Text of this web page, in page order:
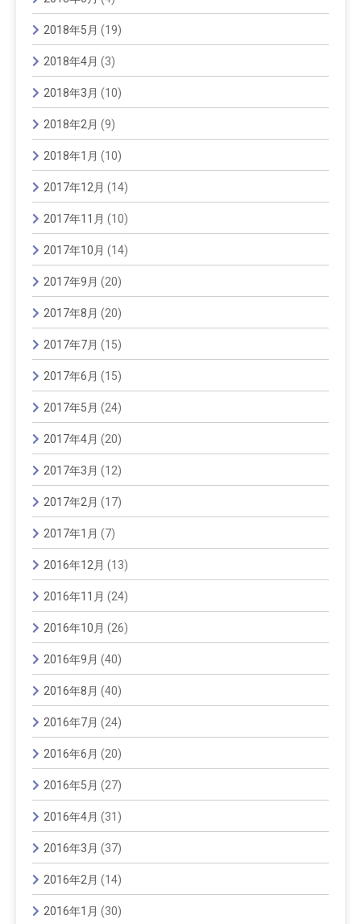
2018年5月 (19)
2018年4月 (3)
2018年3月 (10)
2018年2月 (9)
2018年1月 (10)
2017年12月 (14)
2017年11月 (10)
2017年10月 (14)
2017年9月 (20)
2017年8月 (20)
2017年7月 (15)
2017年6月 (15)
2017年5月 (24)
2017年4月 (20)
2017年3月 (12)
2017年2月 (17)
2017年1月 (7)
2016年12月 (13)
2016年11月 (24)
2016年10月 (26)
2016年9月 (40)
2016年8月 (40)
2016年7月 (24)
2016年6月 (20)
2016年5月 (27)
2016年4月 (31)
2016年3月 (37)
2016年2月 (14)
2016年1月 (30)